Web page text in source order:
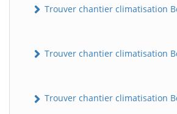
Trouver chantier climatisation
Trouver chantier climatisation
Trouver chantier climatisation